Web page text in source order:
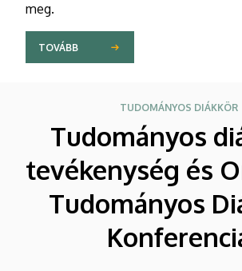
meg.
TOVÁBB
TUDOMÁNYOS DIÁKKÖR
Tudományos
tevékenység és
Tudományos